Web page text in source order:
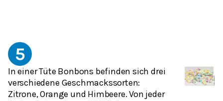
5
In einer Tüte Bonbons befinden sich drei
verschiedene Geschmackssorten:
Zitrone, Orange und Himbeere. Von jeder